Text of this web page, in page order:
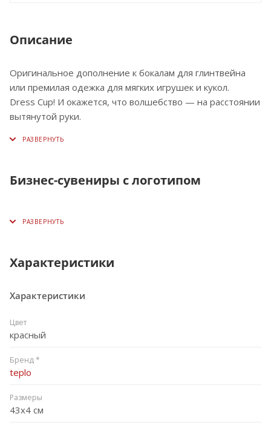
Описание
Оригинальное дополнение к бокалам для глинтвейна
или премилая одежка для мягких игрушек и кукол.
Dress Cup! И окажется, что волшебство — на расстоянии
вытянутой руки.
Бизнес-сувениры с логотипом
Характеристики
Характеристики
Цвет
красный
Бренд *
teplo
Размеры
43х4 см